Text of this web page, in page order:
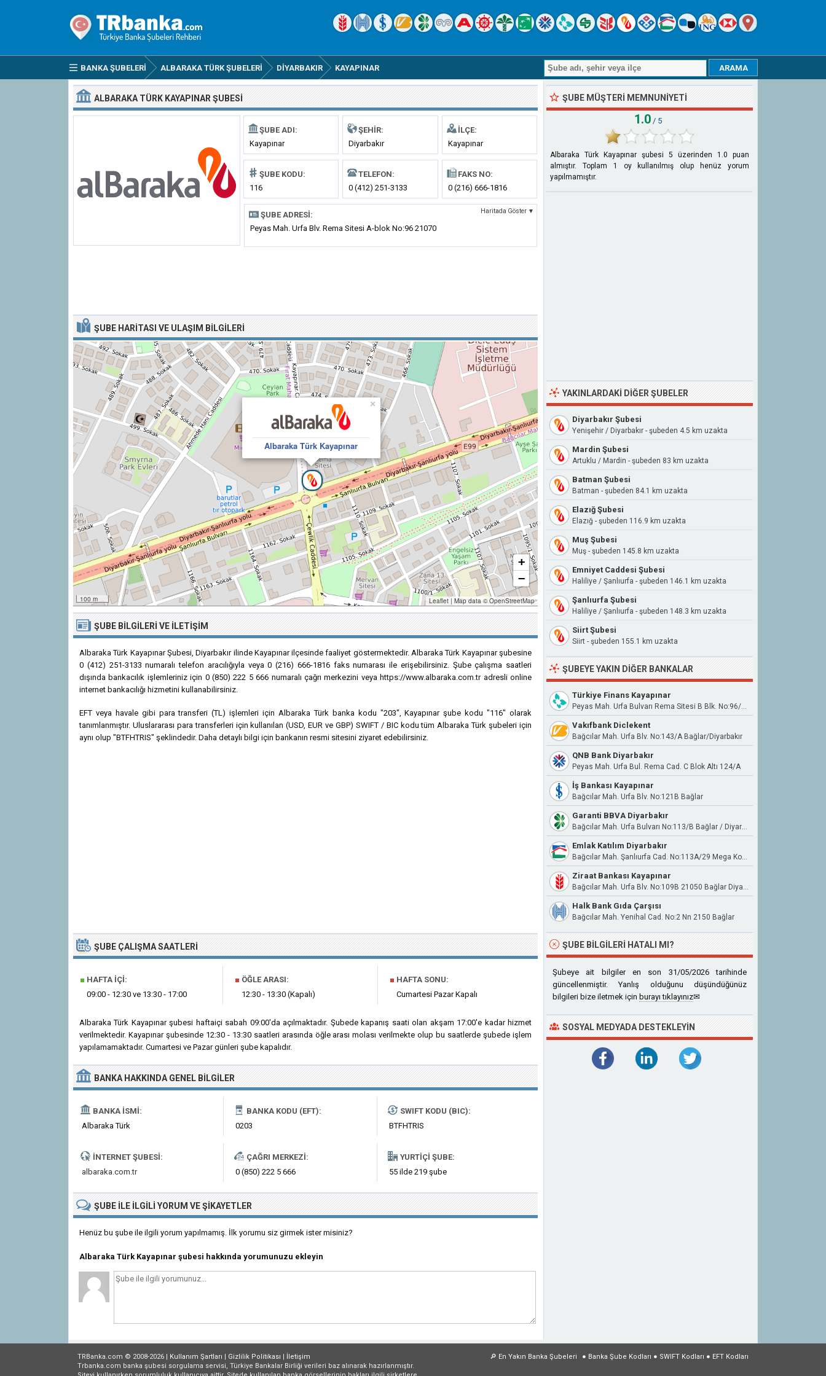
BANKA ŞUBELERI ALBARAKA TÜRK ŞUBELERI DIYARBAKIR KAYAPINAR
ALBARAKA TÜRK KAYAPINAR ŞUBESI
ŞUBE ADI:
Kayapınar
ŞEHIR:
Diyarbakır
İLÇE:
Kayapınar
ŞUBE KODU:
116
TELEFON:
0 (412) 251-3133
FAKS NO:
0 (216) 666-1816
ŞUBE ADRESI: Haritada Göster ▼
Peyas Mah. Urfa Blv. Rema Sitesi A-blok No:96 21070
ŞUBE HARITASI VE ULAŞIM BILGILERI
Albaraka Türk Kayapınar
×
100 m
+
−
Leaflet | Map data ©OpenStreetMap
ŞUBE BILGILERI VE İLETIŞIM
Albaraka Türk Kayapınar Şubesi, Diyarbakır ilinde Kayapınar ilçesinde faaliyet göstermektedir. Albaraka Türk Kayapınar şubesine
0 (412) 251-3133 numaralı telefon aracılığıyla veya 0 (216) 666-1816 faks numarası ile erişebilirsiniz. Şube çalışma saatleri
dışında bankacılık işlemleriniz için 0 (850) 222 5 666 numaralı çağrı merkezini veya https://www.albaraka.com.tr adresli online
internet bankacılığı hizmetini kullanabilirsiniz.
EFT veya havale gibi para transferi (TL) işlemleri için Albaraka Türk banka kodu "203", Kayapınar şube kodu "116" olarak
tanımlanmıştır. Uluslararası para transferleri için kullanılan (USD, EUR ve GBP) SWIFT / BIC kodu tüm Albaraka Türk şubeleri için
aynı olup "BTFHTRIS" şeklindedir. Daha detaylı bilgi için bankanın resmi sitesini ziyaret edebilirsiniz.
ŞUBE ÇALIŞMA SAATLERI
■ HAFTA İÇI:
09:00 - 12:30 ve 13:30 - 17:00
■ ÖĞLE ARASI:
12:30 - 13:30 (Kapalı)
■ HAFTA SONU:
Cumartesi Pazar Kapalı
Albaraka Türk Kayapınar şubesi haftaiçi sabah 09:00'da açılmaktadır. Şubede kapanış saati olan akşam 17:00'e kadar hizmet
verilmektedir. Kayapınar şubesinde 12:30 - 13:30 saatleri arasında öğle arası molası verilmekte olup bu saatlerde şubede işlem
yapılamamaktadır. Cumartesi ve Pazar günleri şube kapalıdır.
BANKA HAKKINDA GENEL BILGILER
BANKA İSMI:
Albaraka Türk
BANKA KODU (EFT):
0203
SWIFT KODU (BIC):
BTFHTRIS
İNTERNET ŞUBESI:
albaraka.com.tr
ÇAĞRI MERKEZI:
0 (850) 222 5 666
YURTIÇI ŞUBE:
55 ilde 219 şube
ŞUBE ILE İLGILIYORUM VE ŞIKAYETLER
Henüz bu şube ile ilgili yorum yapılmamış. İlk yorumu siz girmek ister misiniz?
Albaraka Türk Kayapınar şubesi hakkında yorumunuzu ekleyin
ŞUBE MÜŞTERI MEMNUNIYETI
1.0 / 5
Albaraka Türk Kayapınar şubesi 5 üzerinden 1.0 puan
almıştır. Toplam 1
oy kullanılmış olup henüz yorum
yapılmamıştır.
YAKINLARDAKI DIĞER ŞUBELER
Diyarbakır Şubesi
Yenişehir / Diyarbakır - şubeden 4.5 km uzakta
Mardin Şubesi
Artuklu / Mardin - şubeden 83 km uzakta
Batman Şubesi
Batman - şubeden 84.1 km uzakta
Elazığ Şubesi
Elazığ - şubeden 116.9 km uzakta
Muş Şubesi
Muş - şubeden 145.8 km uzakta
Emniyet Caddesi Şubesi
Haliliye / Şanlıurfa - şubeden 146.1 km uzakta
Şanlıurfa Şubesi
Haliliye / Şanlıurfa - şubeden 148.3 km uzakta
Siirt Şubesi
Siirt - şubeden 155.1 km uzakta
ŞUBEYE YAKIN DIĞER BANKALAR
Türkiye Finans Kayapınar
Peyas Mah. Urfa Bulvarı Rema Sitesi B Blk. No:96/Ba/0 Kayapınar Diyarbakır
Vakıfbank Diclekent
Bağcılar Mah. Urfa Blv. No:143/A Bağlar/Diyarbakır
QNB Bank Diyarbakır
Peyas Mah. Urfa Bul. Rema Cad. C Blok Altı 124/A
İş Bankası Kayapınar
Bağcılar Mah. Urfa Blv. No:121B Bağlar
Garanti BBVA Diyarbakır
Bağcılar Mah. Urfa Bulvarı No:113/B Bağlar / Diyarbakır
Emlak Katılım Diyarbakır
Bağcılar Mah. Şanlıurfa Cad. No:113A/29 Mega Konutları
Ziraat Bankası Kayapınar
Bağcılar Mah. Urfa Blv. No:109B 21050 Bağlar Diyarbakır
Halk Bank Gıda Çarşısı
Bağcılar Mah. Yenihal Cad. No:2 Nn 2150 Bağlar
ŞUBE BILGILERI HATALI MI?
Şubeye ait bilgiler en son 31/05/2026 tarihinde
güncellenmiştir. Yanlış olduğunu düşündüğünüz
bilgileri bize iletmek için burayı tıklayınız✉
SOSYAL MEDYADA DESTEKLEYIN
● Banka Şube Kodları ● SWIFT Kodları ● EFT Kodları
🔎 En Yakın Banka Şubeleri
TRBanka.com © 2008-2026 | Kullanım Şartları | Gizlilik Politikası | İletişim
Trbanka.com banka şubesi sorgulama servisi, Türkiye Bankalar Birliği verileri baz alınarak hazırlanmıştır.